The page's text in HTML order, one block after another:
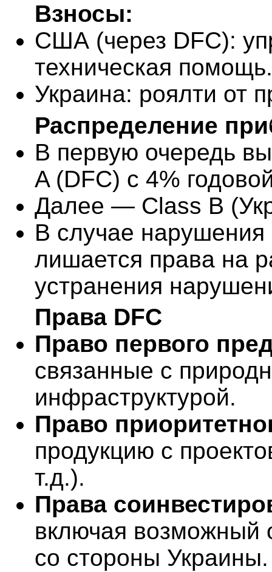
Взносы:
США (через DFC):
техническая помощь.
Украина: роялти от
Распределение
В первую очередь
A (DFC) с 4%
Далее — Class B
В случае нарушения
лишается права на
устранения
Права DFC
Право первого
связанные с
инфраструктурой.
Право
продукцию с
т.д.).
Права
включая возможный
со стороны Украины.